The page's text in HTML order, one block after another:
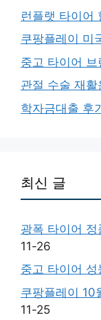
런플랫 타이어
쿠팡플레이 미
중고 타이어
관절 수술 재
학자금대출 후
최신 글
광폭 타이어
11-26
중고 타이어
쿠팡플레이 10
11-25